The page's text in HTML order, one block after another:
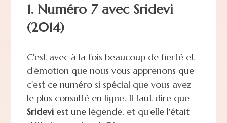
1. Numéro 7 avec Sridevi
(2014)
C'est avec à la fois beaucoup de fierté et
d'émotion que nous vous apprenons que
c'est ce numéro si spécial que vous avez
le plus consulté en ligne. Il faut dire que
Srideviest une légende, et qu'elle l'était